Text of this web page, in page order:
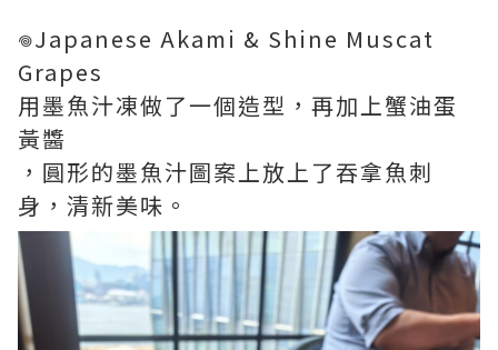
𖦹Japanese Akami & Shine Muscat
Grapes
用墨魚汁凍做了一個造型，再加上蟹油蛋
黃醬
，圓形的墨魚汁圖案上放上了吞拿魚刺
身，清新美味。